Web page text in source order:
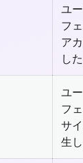
ユ
フ
ア
し
ユ
フ
サ
生し